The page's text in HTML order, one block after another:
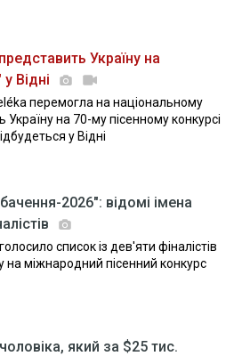
Україну на
Відні
перемогла на національному
Україну на 70-му пісенному конкурсі
у Відні
2026": відомі імена
список із дев'яти фіналістів
на міжнародний пісенний конкурс
який за $25 тис.